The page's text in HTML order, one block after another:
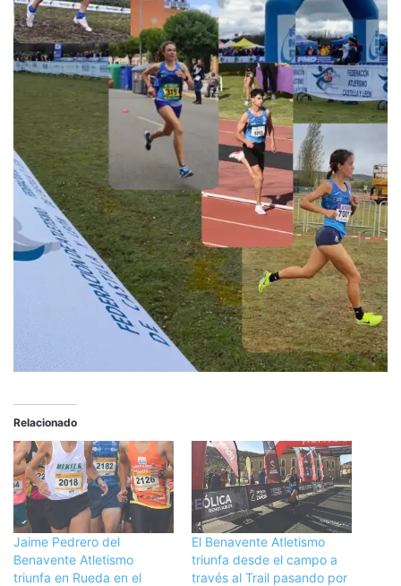
Relacionado
Jaime Pedrero del
Benavente Atletismo
triunfa en Rueda en el
El Benavente Atletismo
triunfa desde el campo a
través al Trail pasando por